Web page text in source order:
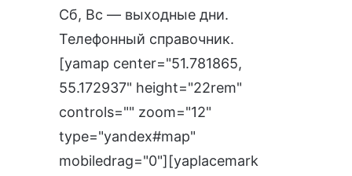
Сб, Вс — выходные дни.
Телефонный справочник.
[yamap center="51.781865,
55.172937" height="22rem"
controls="" zoom="12"
type="yandex#map"
mobiledrag="0"][yaplacemark